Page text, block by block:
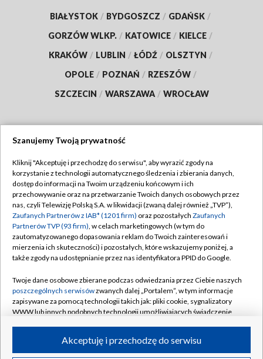
BIAŁYSTOK / BYDGOSZCZ / GDAŃSK /
GORZÓW WLKP. / KATOWICE / KIELCE /
KRAKÓW / LUBLIN / ŁÓDŹ / OLSZTYN /
OPOLE / POZNAŃ / RZESZÓW /
SZCZECIN / WARSZAWA / WROCŁAW
TVP
Abonament TVP
Emisja w TVP
Centrum informacji TVP
Naziemna Telewizja Cyfrowa
Rada Programowa
System NOS
Informacje o nadawcy
Program dla prasy
Regulamin TVP
Polityka prywatności
Moje zgody
Pomoc
Kontakt
Kanały
Szanujemy Twoją prywatność
Kliknij "Akceptuję i przechodzę do serwisu", aby wyrazić zgody na
korzystanie z technologii automatycznego śledzenia i zbierania danych,
dostęp do informacji na Twoim urządzeniu końcowym i ich
przechowywanie oraz na przetwarzanie Twoich danych osobowych przez
nas, czyli Telewizję Polską S.A. w likwidacji (zwaną dalej również „TVP”),
Zaufanych Partnerów z IAB* (1201 firm) oraz pozostałych Zaufanych
Partnerów TVP (93 firm), w celach marketingowych (w tym do
zautomatyzowanego dopasowania reklam do Twoich zainteresowań i
mierzenia ich skuteczności) i pozostałych, które wskazujemy poniżej, a
także zgody na udostępnianie przez nas identyfikatora PPID do Google.
Twoje dane osobowe zbierane podczas odwiedzania przez Ciebie naszych
poszczególnych serwisówzwanych dalej „Portalem”, w tym informacje
zapisywane za pomocą technologii takich jak: pliki cookie, sygnalizatory
WWW lub innych podobnych technologii umożliwiających świadczenie
ruchu w Internecie.Akceptuję i przechodzę do serwisu